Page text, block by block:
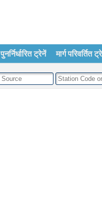
पुनर्निर्धारित ट्रेनें मार्ग परिवर्तित